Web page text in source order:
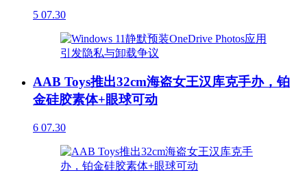
5 07.30
AAB Toys推出32cm海盗女王汉库克手办，铂
金硅胶素体+眼球可动
6 07.30